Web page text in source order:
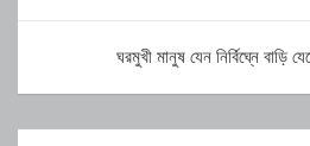
ঘরমুখী মানুষ যেন নির্বিঘ্নে বাড়ি